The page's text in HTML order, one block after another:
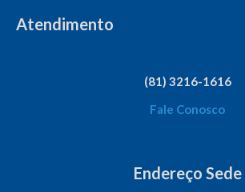
Atendimento
(81) 3216-1616
Fale Conosco
Endereço Sede